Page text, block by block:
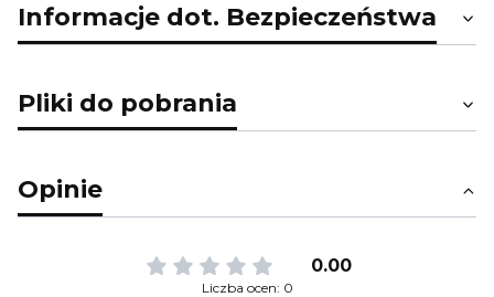
Informacje dot. Bezpieczeństwa
Pliki do pobrania
Opinie
0.00
Liczba ocen: 0